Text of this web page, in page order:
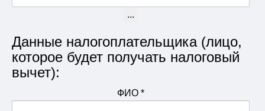
...
Данные налогоплательщика (лицо,
которое будет получать налоговый
вычет):
ФИО *